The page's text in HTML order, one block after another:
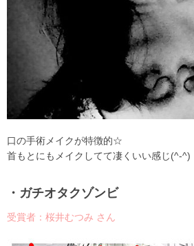
口の手術メイクが特徴的☆
首もとにもメイクしてて凄くいい感じ(^-^)
・ガチオタクゾンビ
受賞者：桜井むつみ さん